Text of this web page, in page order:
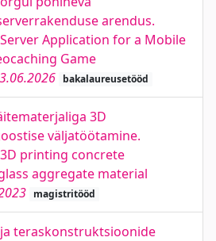
arendus.
Application for a Mobile
Game
bakalaureusetööd
3D
väljatöötamine.
printing concrete
aggregate material
magistritööd
teraskonstruktsioonide